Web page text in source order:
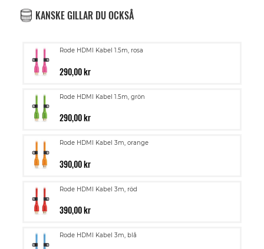
KANSKE GILLAR DU OCKSÅ
Rode HDMI Kabel 1.5m, rosa
290,00 kr
Rode HDMI Kabel 1.5m, grön
290,00 kr
Rode HDMI Kabel 3m, orange
390,00 kr
Rode HDMI Kabel 3m, röd
390,00 kr
Rode HDMI Kabel 3m, blå